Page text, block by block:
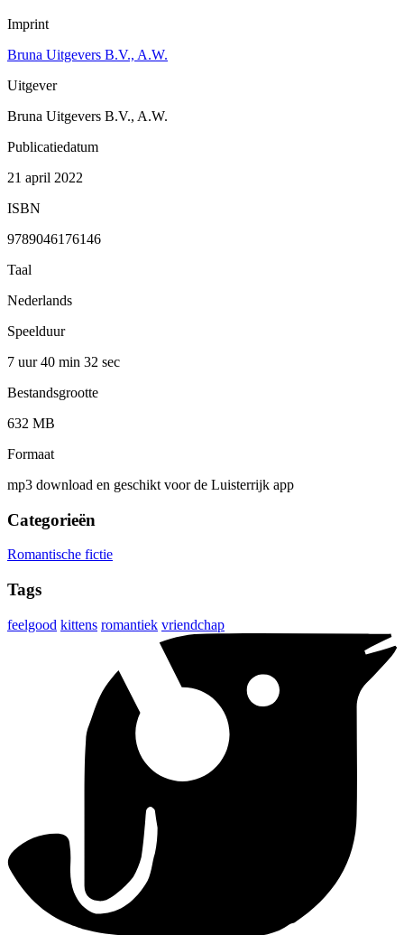
Imprint
Bruna Uitgevers B.V., A.W.
Uitgever
Bruna Uitgevers B.V., A.W.
Publicatiedatum
21 april 2022
ISBN
9789046176146
Taal
Nederlands
Speelduur
7 uur 40 min 32 sec
Bestandsgrootte
632 MB
Formaat
mp3 download en geschikt voor de Luisterrijk app
Categorieën
Romantische fictie
Tags
feelgood kittens romantiek vriendchap